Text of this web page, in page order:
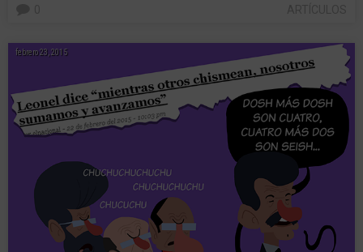
febrero 23, 2015